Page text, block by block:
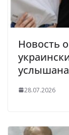
Новость
28.07.2026